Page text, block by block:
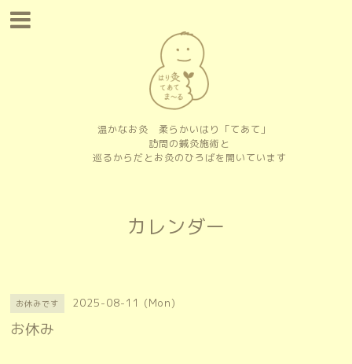
温かなお灸 柔らかいはり「てあて」
訪問の鍼灸施術と
巡るからだとお灸のひろばを開いています
カレンダー
お休みです 2025-08-11 (Mon)
お休み